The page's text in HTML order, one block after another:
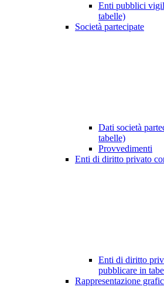
Enti pubblici
tabelle)
Società partecipate
Dati società
tabelle)
Provvedimenti
Enti di diritto privato
Enti di diritto
pubblicare in
Rappresentazione